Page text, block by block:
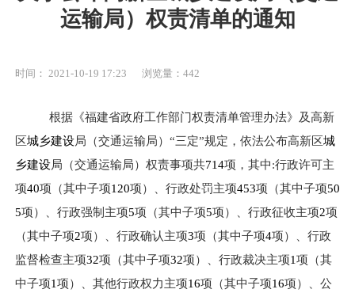
运输局）权责清单的通知
时间： 2021-10-19 17:23 浏览量：442
根据《福建省政府工作部门权责清单管理办法》 及高新
区城乡建设局 （交通运输局） “三定”规定，依法公布高新区城
乡建设局 （交通运输局） 权责事项共714项，其中:行政许可主
项40项 （其中子项120项） 、行政处罚主项453项 （其中子项50
5项） 、行政强制 主项5项 （其中子项5项） 、行政征收主项2项
（其中子项2项） 、行政确认主项3项 （其中子项4项）
、行政
监督检查主项32项 （其中子项32项） 、行政裁决主项1项 （其
中子项1项） 、其他行政权力主项16项 （其中子项16项）
、公